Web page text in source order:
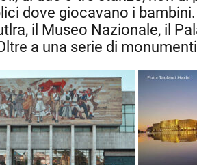
dove giocavano i bambini.
il Museo Nazionale, il
a una serie di